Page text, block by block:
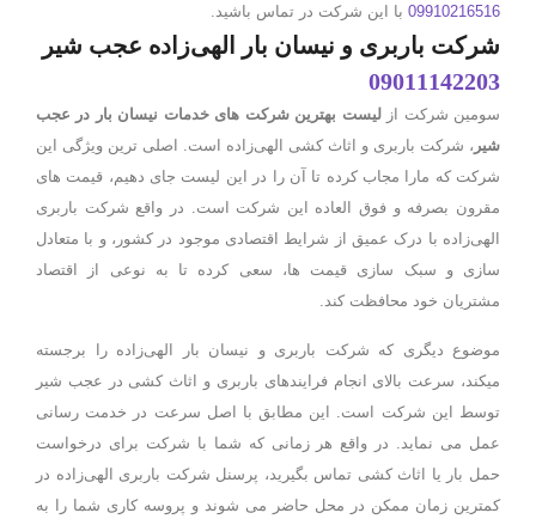
09910216516 با این شرکت در تماس باشید.
شرکت باربری و نیسان بار الهی‌زاده عجب شیر
09011142203
سومین شرکت از لیست بهترین شرکت های خدمات نیسان بار در عجب
، شرکت باربری و اثاث کشی الهی‌زاده است. اصلی ترین ویژگی این
شرکت که مارا مجاب کرده تا آن را در این لیست جای دهیم، قیمت های
مقرون بصرفه و فوق العاده این شرکت است. در واقع شرکت باربری
الهی‌زاده با درک عمیق از شرایط اقتصادی موجود در کشور، و با متعادل
سازی و سبک سازی قیمت ها، سعی کرده تا به نوعی از اقتصاد
مشتریان خود محافظت کند.
موضوع دیگری که شرکت باربری و نیسان بار الهی‌زاده را برجسته
میکند، سرعت بالای انجام فرایندهای باربری و اثاث کشی در عجب شیر
توسط این شرکت است. این مطابق با اصل سرعت در خدمت رسانی
عمل می نماید. در واقع هر زمانی که شما با شرکت برای درخواست
حمل بار یا اثاث کشی تماس بگیرید، پرسنل شرکت باربری الهی‌زاده در
کمترین زمان ممکن در محل حاضر می شوند و پروسه کاری شما را به